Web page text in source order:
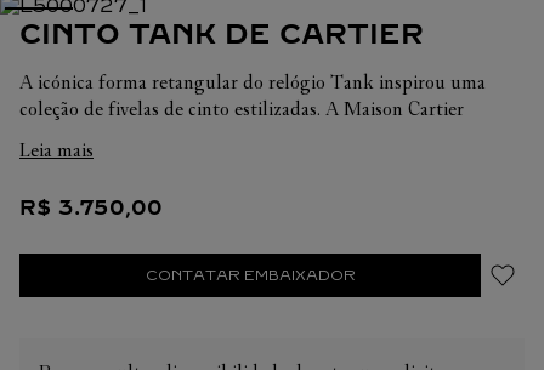
CINTO TANK DE CARTIER
A icónica forma retangular do relógio Tank inspirou uma
coleção de fivelas de cinto estilizadas. A Maison Cartier
das famosas asas curvas do Tank.
Leia mais
R$ 3.750,00
CONTATAR EMBAIXADOR